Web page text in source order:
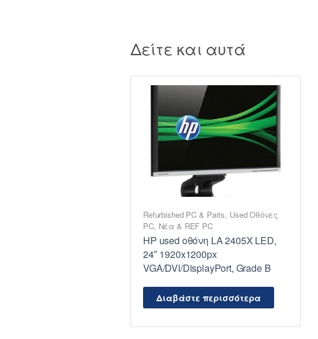
Δείτε και αυτά
Refurbished PC & Parts, Used Οθόνες
PC, Νέα & REF PC
HP used οθόνη LA 2405X LED,
24″ 1920x1200px
VGA/DVI/DisplayPort, Grade B
Διαβάστε περισσότερα